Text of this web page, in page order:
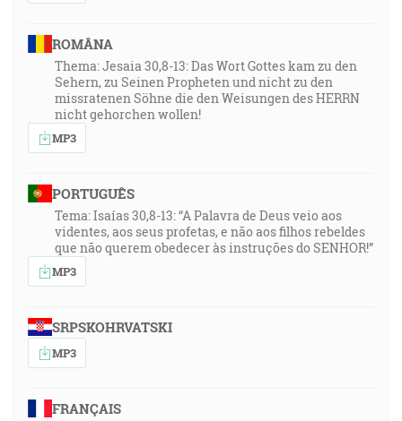
ROMÂNA
Thema: Jesaia 30,8-13: Das Wort Gottes kam zu den
Sehern, zu Seinen Propheten und nicht zu den
missratenen Söhne die den Weisungen des HERRN
nicht gehorchen wollen!
MP3
PORTUGUÊS
Tema: Isaías 30,8-13: “A Palavra de Deus veio aos
videntes, aos seus profetas, e não aos filhos rebeldes
que não querem obedecer às instruções do SENHOR!”
MP3
SRPSKOHRVATSKI
MP3
FRANÇAIS